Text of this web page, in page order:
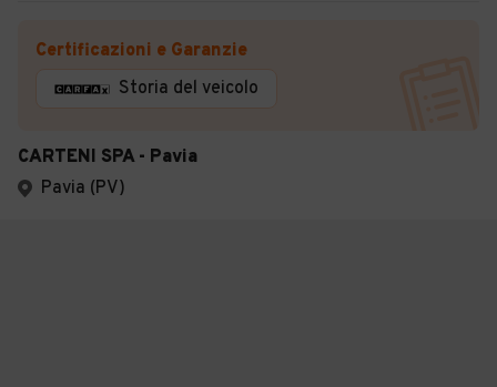
Certificazioni e Garanzie
Storia del veicolo
CARTENI SPA - Pavia
Pavia (PV)